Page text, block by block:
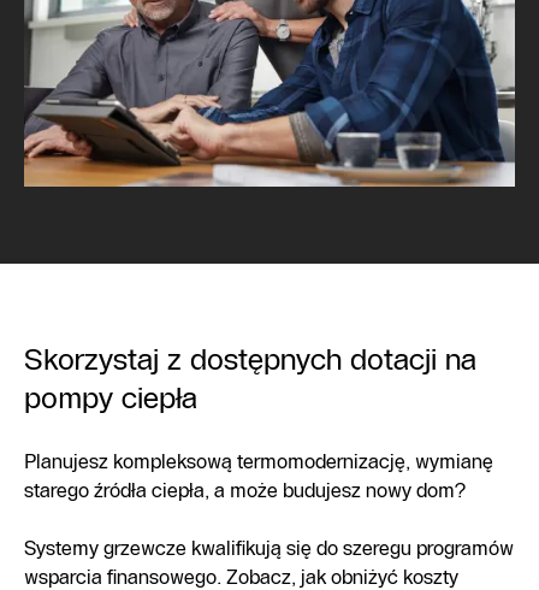
Skorzystaj z dostępnych dotacji na
pompy ciepła
Planujesz kompleksową termomodernizację, wymianę
starego źródła ciepła, a może budujesz nowy dom?
Systemy grzewcze kwalifikują się do szeregu programów
wsparcia finansowego. Zobacz, jak obniżyć koszty